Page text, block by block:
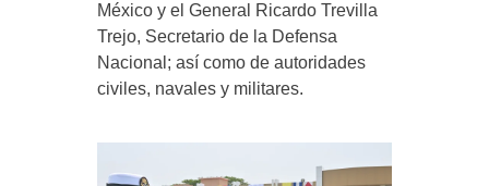
México y el General Ricardo Trevilla
Trejo, Secretario de la Defensa
Nacional; así como de autoridades
civiles, navales y militares.